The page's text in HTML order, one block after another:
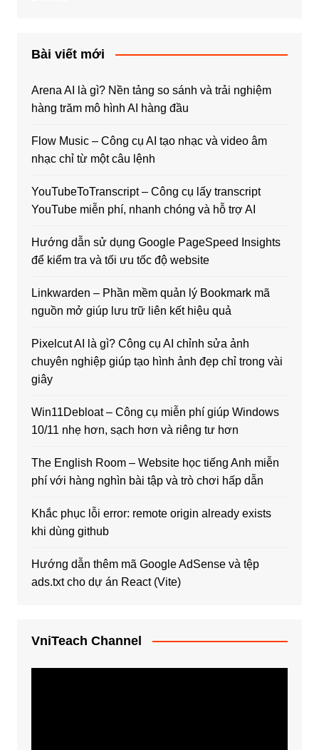
Bài viết mới
Arena AI là gì? Nền tảng so sánh và trải nghiệm
hàng trăm mô hình AI hàng đầu
Flow Music – Công cụ AI tạo nhạc và video âm
nhạc chỉ từ một câu lệnh
YouTubeToTranscript – Công cụ lấy transcript
YouTube miễn phí, nhanh chóng và hỗ trợ AI
Hướng dẫn sử dụng Google PageSpeed Insights
để kiểm tra và tối ưu tốc độ website
Linkwarden – Phần mềm quản lý Bookmark mã
nguồn mở giúp lưu trữ liên kết hiệu quả
Pixelcut AI là gì? Công cụ AI chỉnh sửa ảnh
chuyên nghiệp giúp tạo hình ảnh đẹp chỉ trong vài
giây
Win11Debloat – Công cụ miễn phí giúp Windows
10/11 nhẹ hơn, sạch hơn và riêng tư hơn
The English Room – Website học tiếng Anh miễn
phí với hàng nghìn bài tập và trò chơi hấp dẫn
Khắc phục lỗi error: remote origin already exists
khi dùng github
Hướng dẫn thêm mã Google AdSense và tệp
ads.txt cho dự án React (Vite)
VniTeach Channel